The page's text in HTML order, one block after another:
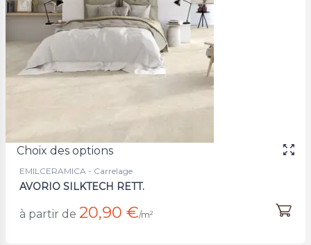
Choix des options
EMILCERAMICA - Carrelage
AVORIO SILKTECH RETT.
à partir de 20,90 €/m²